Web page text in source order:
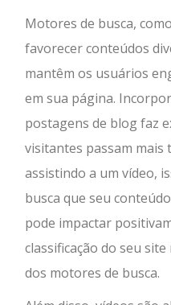
Motores de busca,
favorecer conteúdos
mantêm os usuários
em sua página.
postagens de blog faz
visitantes passam mais
assistindo a um vídeo,
busca que seu
pode impactar
classificação do seu
dos motores de busca.